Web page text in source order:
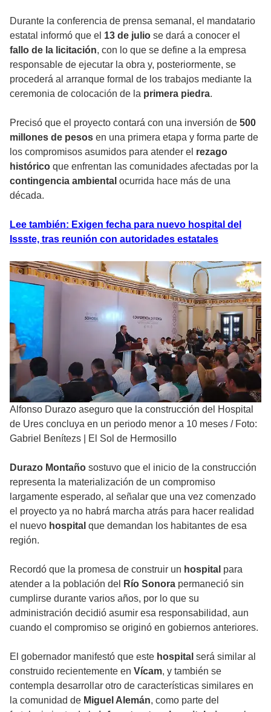
Durante la conferencia de prensa semanal, el mandatario
estatal informó que el 13 de julio se dará a conocer el
fallo de la licitación, con lo que se define a la empresa
responsable de ejecutar la obra y, posteriormente, se
procederá al arranque formal de los trabajos mediante la
ceremonia de colocación de la primera piedra.
Precisó que el proyecto contará con una inversión de 500
millones de pesos en una primera etapa y forma parte de
los compromisos asumidos para atender el rezago
histórico que enfrentan las comunidades afectadas por la
contingencia ambiental ocurrida hace más de una
década.
Lee también: Exigen fecha para nuevo hospital del
Issste, tras reunión con autoridades estatales
Alfonso Durazo aseguro que la construcción del Hospital
de Ures concluya en un periodo menor a 10 meses / Foto:
Gabriel Benítezs | El Sol de Hermosillo
Durazo Montaño sostuvo que el inicio de la construcción
representa la materialización de un compromiso
largamente esperado, al señalar que una vez comenzado
el proyecto ya no habrá marcha atrás para hacer realidad
el nuevo hospital que demandan los habitantes de esa
región.
Recordó que la promesa de construir un hospital para
atender a la población del
Río Sonora permaneció sin
cumplirse durante varios años, por lo que su
administración decidió asumir esa responsabilidad, aun
cuando el compromiso se originó en gobiernos anteriores.
El gobernador manifestó que este hospital será similar al
construido recientemente en Vícam, y también se
contempla desarrollar otro de características similares en
la comunidad de Miguel Alemán, como parte del